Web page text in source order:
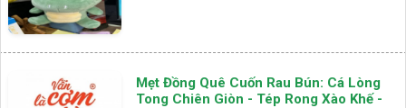
Mẹt Đồng Quê Cuốn Rau Bún: Cá Lòng
Tong Chiên Giòn - Tép Rong Xào Khế -